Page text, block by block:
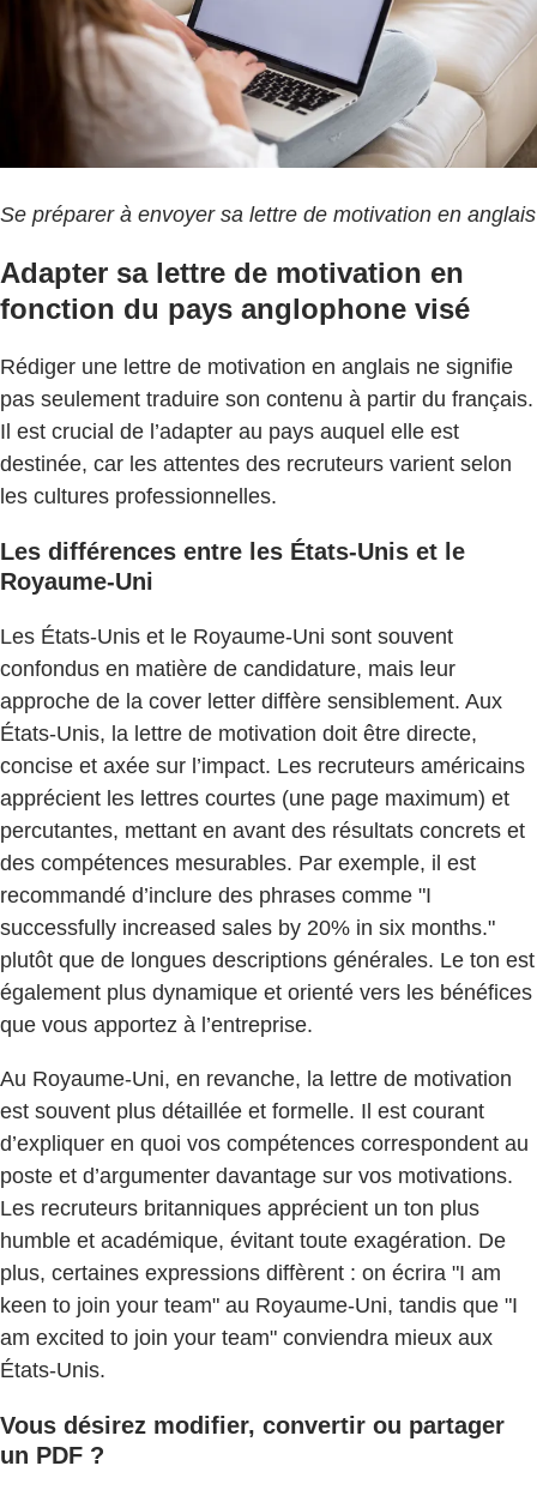
Se préparer à envoyer sa lettre de motivation en anglais
Adapter sa lettre de motivation en
fonction du pays anglophone visé
Rédiger une lettre de motivation en anglais ne signifie
pas seulement traduire son contenu à partir du français.
Il est crucial de l’adapter au pays auquel elle est
destinée, car les attentes des recruteurs varient selon
les cultures professionnelles.
Les différences entre les États-Unis et le
Royaume-Uni
Les États-Unis et le Royaume-Uni sont souvent
confondus en matière de candidature, mais leur
approche de la cover letter diffère sensiblement. Aux
États-Unis, la lettre de motivation doit être directe,
concise et axée sur l’impact. Les recruteurs américains
apprécient les lettres courtes (une page maximum) et
percutantes, mettant en avant des résultats concrets et
des compétences mesurables. Par exemple, il est
recommandé d’inclure des phrases comme "I
successfully increased sales by 20% in six months."
plutôt que de longues descriptions générales. Le ton est
également plus dynamique et orienté vers les bénéfices
que vous apportez à l’entreprise.
Au Royaume-Uni, en revanche, la lettre de motivation
est souvent plus détaillée et formelle. Il est courant
d’expliquer en quoi vos compétences correspondent au
poste et d’argumenter davantage sur vos motivations.
Les recruteurs britanniques apprécient un ton plus
humble et académique, évitant toute exagération. De
plus, certaines expressions diffèrent : on écrira "I am
keen to join your team" au Royaume-Uni, tandis que "I
am excited to join your team" conviendra mieux aux
États-Unis.
Vous désirez modifier, convertir ou partager
un PDF ?